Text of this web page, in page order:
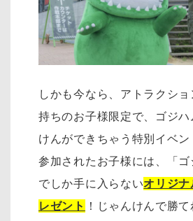
しかも今なら、アトラクシ
持ちのお子様限定で、ゴジ
けんができちゃう特別イベン
参加されたお子様には、「ゴ
でしか手に入らないオリジ
レゼント ！じゃんけんで勝